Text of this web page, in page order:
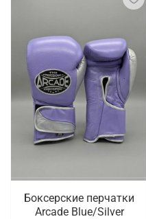
Боксерские перчатки
Arcade Blue/Silver